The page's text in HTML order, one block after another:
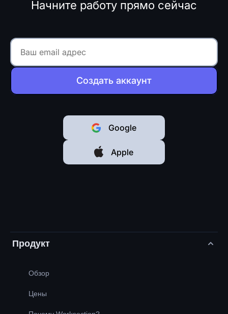
Начните работу прямо сейчас
Создать аккаунт
Google
Apple
Продукт
Обзор
Цены